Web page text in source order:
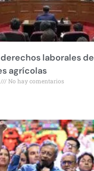
derechos laborales de
agrícolas
No hay comentarios